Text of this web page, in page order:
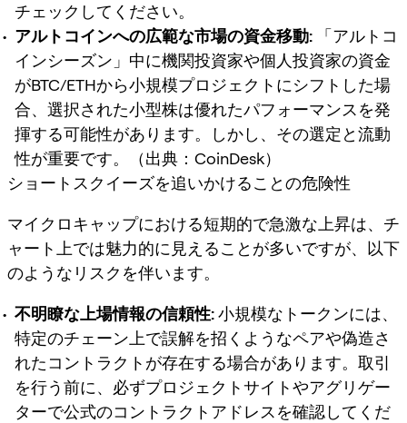
チェックしてください。
アルトコインへの広範な市場の資金移動: 「アルトコ
インシーズン」中に機関投資家や個人投資家の資金
がBTC/ETHから小規模プロジェクトにシフトした場
合、選択された小型株は優れたパフォーマンスを発
揮する可能性があります。しかし、その選定と流動
性が重要です。（出典：CoinDesk）
ショートスクイーズを追いかけることの危険性
マイクロキャップにおける短期的で急激な上昇は、チ
ャート上では魅力的に見えることが多いですが、以下
のようなリスクを伴います。
不明瞭な上場情報の信頼性:小規模なトークンには、
特定のチェーン上で誤解を招くようなペアや偽造さ
れたコントラクトが存在する場合があります。取引
を行う前に、必ずプロジェクトサイトやアグリゲー
ターで公式のコントラクトアドレスを確認してくだ